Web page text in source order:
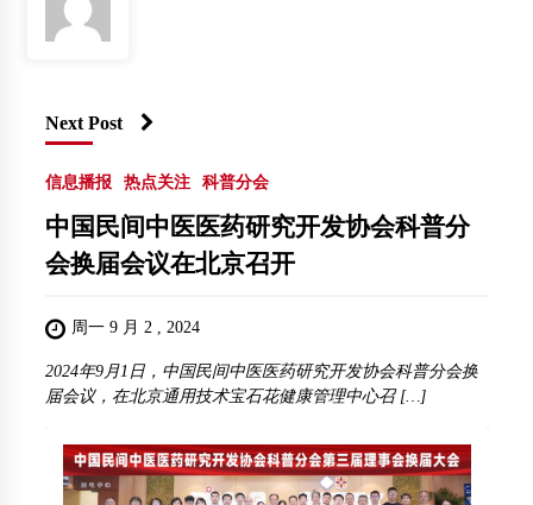
Next Post
信息播报 热点关注 科普分会
中国⺠间中医医药研究开发协会科普分
会换届会议在北京召开
周一 9 月 2 , 2024
2024年9月1日，中国⺠间中医医药研究开发协会科普分会换
届会议，在北京通用技术宝石花健康管理中心召 […]